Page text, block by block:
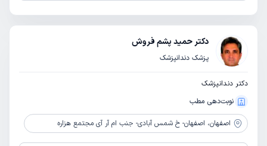
دکتر حمید پشم فروش
پزشک دندانپزشک
دکتر دندانپزشک
نوبت‌دهی مطب
اصفهان، اصفهان- خ شمس آبادی- جنب ام آر آی مجتمع هزاره